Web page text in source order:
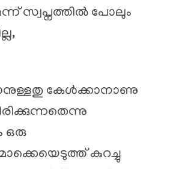
സ്വപ്നത്തിൽ പോലും
കേൾക്കാനാണു
ഒരു
കുറച്ചു